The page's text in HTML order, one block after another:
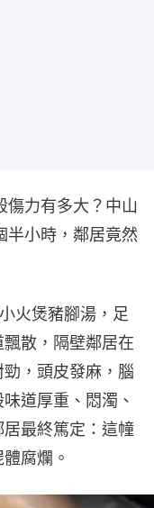
傷力有多大？中山
半小時，鄰居竟然
火煲豬腳湯，足
散，隔壁鄰居在
，頭皮發麻，腦
道厚重、悶濁、
最終篤定：這幢
腐爛。